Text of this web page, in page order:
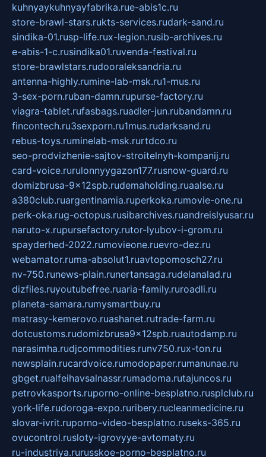
kuhnyaykuhnyayfabrika.rue-abis1c.ru
store-brawl-stars.rukts-services.rudark-sand.ru
sindika-01.rusp-life.rux-legion.rusib-archives.ru
e-abis-1-c.rusindika01.ruvenda-festival.ru
store-brawlstars.rudooraleksandria.ru
antenna-highly.rumine-lab-msk.ru1-mus.ru
3-sex-porn.ruban-damn.rupurse-factory.ru
viagra-tablet.rufasbags.ruadler-jun.rubandamn.ru
fincontech.ru3sexporn.ru1mus.rudarksand.ru
rebus-toys.ruminelab-msk.rurtdco.ru
seo-prodvizhenie-sajtov-stroitelnyh-kompanij.ru
card-voice.rurulonnyygazon177.rusnow-guard.ru
domizbrusa-9x12spb.rudemaholding.ruaalse.ru
a380club.ruargentinamia.ruperkoka.rumovie-one.ru
perk-oka.rug-octopus.rusibarchives.ruandreislyusar.ru
naruto-x.rupursefactory.rutor-lyubov-i-grom.ru
spayderhed-2022.rumovieone.ruevro-dez.ru
webamator.ruma-absolut1.ruavtopomosch27.ru
nv-750.runews-plain.runertansaga.rudelanalad.ru
dizfiles.ruyoutubefree.ruaria-family.ruroadli.ru
planeta-samara.rumysmartbuy.ru
matrasy-kemerovo.ruashanet.rutrade-farm.ru
dotcustoms.rudomizbrusa9x12spb.ruautodamp.ru
narasimha.rudjcommodities.runv750.rux-ton.ru
newsplain.rucardvoice.rumodopaper.rumanunae.ru
gbget.rualfeihavsalnassr.rumadoma.rutajuncos.ru
petrovkasports.ruporno-online-besplatno.rusplclub.ru
york-life.rudoroga-expo.ruribery.rucleanmedicine.ru
slovar-ivrit.ruporno-video-besplatno.ruseks-365.ru
ovucontrol.rusloty-igrovyye-avtomaty.ru
ru-industriya.rurusskoe-porno-besplatno.ru